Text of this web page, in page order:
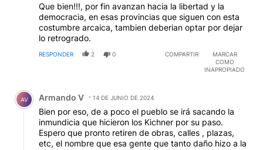
Que bien!!!, por fin avanzan hacia la libertad y la
democracia, en esas provincias que siguen con esta
costumbre arcaica, tambien deberian optar por dejar
lo retrogrado.
RESPONDER 2 0 COMPARTIR
MARCAR
COMO
INAPROPIADO
Comentario de Armando V.
AV Armando V 14 DE JUNIO DE 2024
Bien por eso, de a poco el pueblo se irá sacando la
inmundicia que hicieron los Kichner por su paso.
Espero que pronto retiren de obras, calles , plazas,
etc, el nombre que esa gente que tanto daño hizo a la